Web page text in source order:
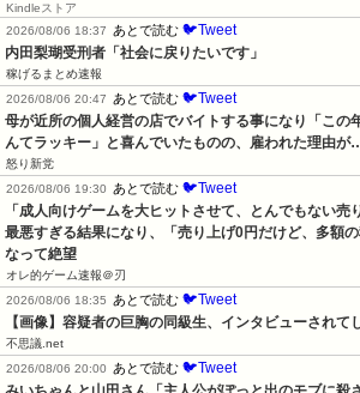
Kindleストア
2026/08/06 18:37
あとで読む 🐦Tweet
内田梨瑚受刑者「社会に戻りたいです」
稼げるまとめ速報
2026/08/06 20:47
あとで読む 🐦Tweet
母が近所の個人経営の店でバイトする事になり「この
んてラッキー」と喜んでいたものの、雇われた理由が
怒り新党
2026/08/06 19:30
あとで読む 🐦Tweet
「成人向けゲームを大ヒットさせて、とんでもない
最悪すぎる結果になり、「売り上げ0円だけど、多額
なって絶望
オレ的ゲーム速報＠刃
2026/08/06 18:35
あとで読む 🐦Tweet
【画像】容疑者の巨胸の同級生、インタビューされて
不思議.net
2026/08/06 20:00
あとで読む 🐦Tweet